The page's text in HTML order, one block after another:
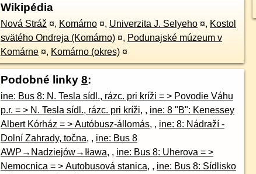
Wikipédia
Nová Stráž ¤, Komárno ¤, Univerzita J. Selyeho ¤, Kostol
svätého Ondreja (Komárno) ¤, Podunajské múzeum v
Komárne ¤, Komárno (okres) ¤
Podobné linky 8:
ine: Bus 8: N. Tesla sídl., rázc. pri kríži = > Povodie Váhu
p.r. = > N. Tesla sídl., rázc. pri kríži, , ine: 8 "B": Kenessey
Albert Kórház = > Autóbusz-állomás, , ine: 8: Nádraží -
Dolní Zahrady, točna, , ine: Bus 8
AWP→Nadziejów→Iława, , ine: Bus 8: Uherova = >
Nemocnica = > Autobusová stanica, , ine: Bus 8: Sídlisko